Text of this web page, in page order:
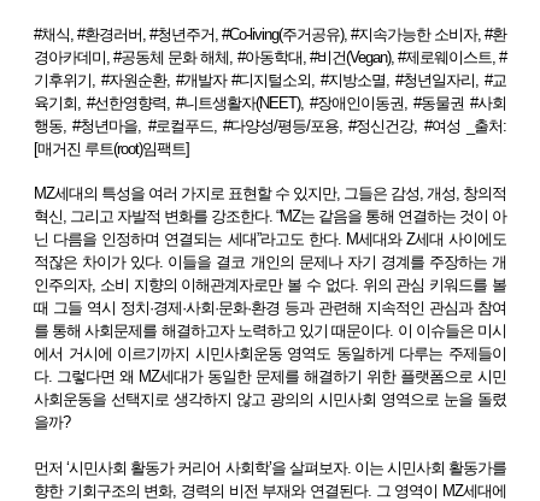
#채식, #환경러버, #청년주거, #Co-living(주거공유), #지속가능한 소비자, #환
경아카데미, #공동체 문화 해체, #아동학대, #비건(Vegan), #제로웨이스트, #
기후위기, #자원순환, #개발자 #디지털소외, #지방소멸, #청년일자리, #교
육기회, #선한영향력, #니트생활자(NEET), #장애인이동권, #동물권 #사회
행동, #청년마을, #로컬푸드, #다양성/평등/포용, #정신건강, #여성 _출처:
[매거진 루트(root)임팩트]
MZ세대의 특성을 여러 가지로 표현할 수 있지만, 그들은 감성, 개성, 창의적
혁신, 그리고 자발적 변화를 강조한다. “MZ는 같음을 통해 연결하는 것이 아
닌 다름을 인정하며 연결되는 세대”라고도 한다. M세대와 Z세대 사이에도
적잖은 차이가 있다. 이들을 결코 개인의 문제나 자기 경계를 주장하는 개
인주의자, 소비 지향의 이해관계자로만 볼 수 없다. 위의 관심 키워드를 볼
때 그들 역시 정치·경제·사회·문화·환경 등과 관련해 지속적인 관심과 참여
를 통해 사회문제를 해결하고자 노력하고 있기 때문이다. 이 이슈들은 미시
에서 거시에 이르기까지 시민사회운동 영역도 동일하게 다루는 주제들이
다. 그렇다면 왜 MZ세대가 동일한 문제를 해결하기 위한 플랫폼으로 시민
사회운동을 선택지로 생각하지 않고 광의의 시민사회 영역으로 눈을 돌렸
을까?
먼저 ‘시민사회 활동가 커리어 사회학’을 살펴보자. 이는 시민사회 활동가를
향한 기회구조의 변화, 경력의 비전 부재와 연결된다. 그 영역이 MZ세대에